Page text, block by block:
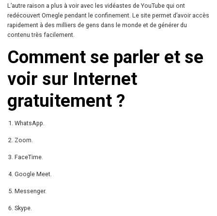
L’autre raison a plus à voir avec les vidéastes de YouTube qui ont
redécouvert Omegle pendant le confinement. Le site permet d’avoir accès
rapidement à des milliers de gens dans le monde et de générer du
contenu très facilement.
Comment se parler et se
voir sur Internet
gratuitement ?
WhatsApp.
Zoom.
FaceTime.
Google Meet.
Messenger.
Skype.